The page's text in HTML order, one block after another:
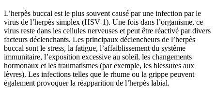
L’herpès buccal est le plus souvent causé par une infection par le
virus de l’herpès simplex (HSV-1). Une fois dans l’organisme, ce
virus reste dans les cellules nerveuses et peut être réactivé par divers
facteurs déclenchants. Les principaux déclencheurs de l’herpès
buccal sont le stress, la fatigue, l’affaiblissement du système
immunitaire, l’exposition excessive au soleil, les changements
hormonaux et les traumatismes (par exemple, les blessures aux
lèvres). Les infections telles que le rhume ou la grippe peuvent
également provoquer la réapparition de l’herpès labial.